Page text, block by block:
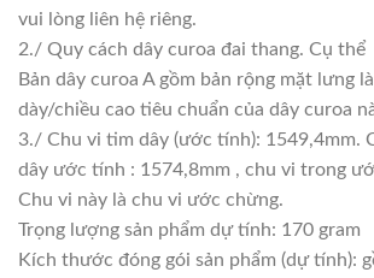
vui lòng liên hệ riêng.
2./ Quy cách dây curoa đai thang. Cụ thể
Bản dây curoa A gồm bản rộng mặt lưng
dày/chiều cao tiêu chuẩn của dây curoa
3./ Chu vi tim dây (ước tính): 1549,4mm.
dây ước tính : 1574,8mm , chu vi trong
Chu vi này là chu vi ước chừng.
Trọng lượng sản phẩm dự tính: 170 gram
Kích thước đóng gói sản phẩm (dự tính):